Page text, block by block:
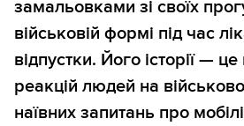
замальовками зі своїх
військовій формі під час
відпустки. Його історії —
реакцій людей на
наївних запитань про